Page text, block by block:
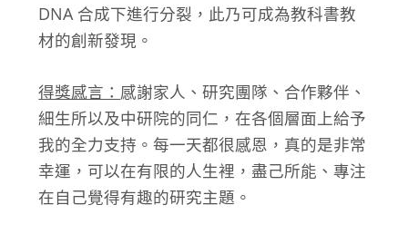
DNA 合成下進行分裂，此乃可成為教科書教
材的創新發現。
得獎感言： 感謝家人、研究團隊、合作夥伴、
細生所以及中研院的同仁，在各個層面上給予
我的全力支持。每一天都很感恩，真的是非常
幸運，可以在有限的人生裡，盡己所能、專注
在自己覺得有趣的研究主題。